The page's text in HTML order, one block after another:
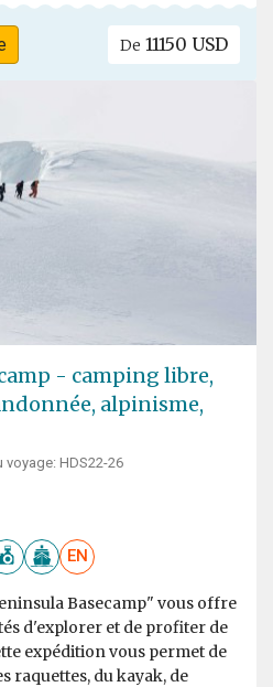
De 11150 USD
- camping libre,
alpinisme,
voyage: HDS22-26
EN
Basecamp" vous offre
d'explorer et de profiter de
expédition vous permet de
raquettes, du kayak, de